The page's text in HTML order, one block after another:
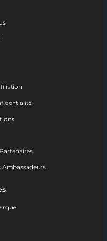
Ambassadeurs